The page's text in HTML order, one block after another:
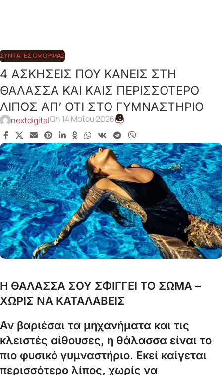
ΣΥΝΤΑΓΈΣ ΟΜΟΡΦΙΆΣ
4 ΑΣΚΗΣΕΙΣ ΠΟΥ ΚΑΝΕΙΣ ΣΤΗ
ΘΑΛΑΣΣΑ ΚΑΙ ΚΑΙΣ ΠΕΡΙΣΣΟΤΕΡΟ
ΛΙΠΟΣ ΑΠ’ ΟΤΙ ΣΤΟ ΓΥΜΝΑΣΤΗΡΙΟ
nextdigitalOn 14 Μαΐου 2026 0
Η ΘΑΛΑΣΣΑ ΣΟΥ ΣΦΙΓΓΕΙ ΤΟ ΣΩΜΑ –
ΧΩΡΙΣ ΝΑ ΚΑΤΑΛΑΒΕΙΣ
Αν βαριέσαι τα μηχανήματα και τις
κλειστές αίθουσες, η θάλασσα είναι το
πιο φυσικό γυμναστήριο. Εκεί καίγεται
περισσότερο λίπος, χωρίς να